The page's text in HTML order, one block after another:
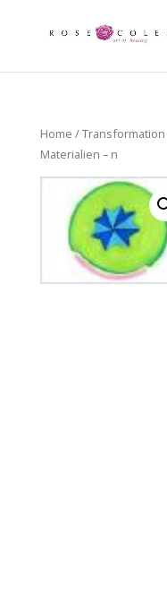
Home /Transformation
Materialien – n